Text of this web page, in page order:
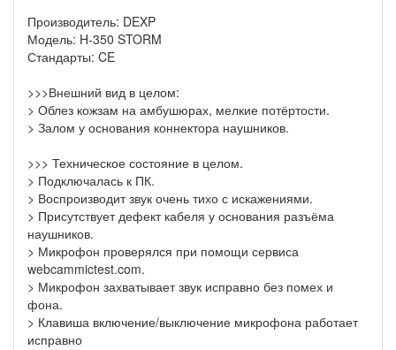
Производитель: DEXP
Модель: H-350 STORM
Стандарты: CE
>>>Внешний вид в целом:
> Облез кожзам на амбушюрах, мелкие потёртости.
> Залом у основания коннектора наушников.
>>> Техническое состояние в целом.
> Подключалась к ПК.
> Воспроизводит звук очень тихо с искажениями.
> Присутствует дефект кабеля у основания разъёма
наушников.
> Микрофон проверялся при помощи сервиса
webcammictest.com.
> Микрофон захватывает звук исправно без помех и
фона.
> Клавиша включение/выключение микрофона работает
исправно